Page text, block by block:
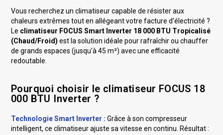
Vous recherchez un climatiseur capable de résister aux
chaleurs extrêmes tout en allégeant votre facture d'électricité ?
Le climatiseur FOCUS Smart Inverter 18 000 BTU Tropicalisé
(Chaud/Froid) est la solution idéale pour rafraîchir ou chauffer
de grands espaces (jusqu'à 45 m²) avec une efficacité
redoutable.
Pourquoi choisir le climatiseur FOCUS 18
000 BTU Inverter ?
Technologie Smart Inverter : Grâce à son compresseur
intelligent, ce climatiseur ajuste sa vitesse en continu. Résultat :